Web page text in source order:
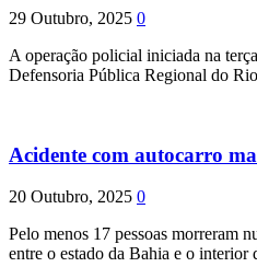
29 Outubro, 2025 0
A operação policial iniciada na
Defensoria Pública Regional do
Acidente com autocarro
20 Outubro, 2025 0
Pelo menos 17 pessoas morreram
entre o estado da Bahia e o interior